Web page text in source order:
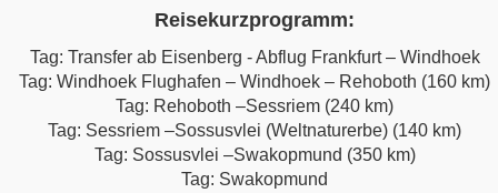
Reisekurzprogramm:
Tag: Transfer ab Eisenberg - Abflug Frankfurt – Windhoek
Tag: Windhoek Flughafen – Windhoek – Rehoboth (160 km)
Tag: Rehoboth –Sessriem (240 km)
Tag: Sessriem –Sossusvlei (Weltnaturerbe) (140 km)
Tag: Sossusvlei –Swakopmund (350 km)
Tag: Swakopmund